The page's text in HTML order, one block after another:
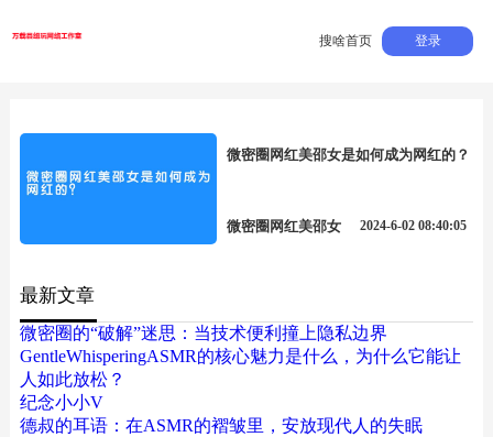
搜啥首页 登录
微密圈网红美邵女是如何成为网红的？
微密圈网红美邵女 2024-6-02 08:40:05
最新文章
微密圈的“破解”迷思：当技术便利撞上隐私边界
GentleWhisperingASMR的核心魅力是什么，为什么它能让
人如此放松？
纪念小小V
德叔的耳语：在ASMR的褶皱里，安放现代人的失眠